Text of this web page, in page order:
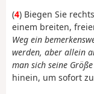
(4) Biegen Sie
einem breiten,
Weg ein
werden, aber allein
man sich seine
hinein, um sofort